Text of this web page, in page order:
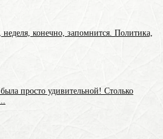
конечно, запомнится. Политика,
просто удивительной! Столько